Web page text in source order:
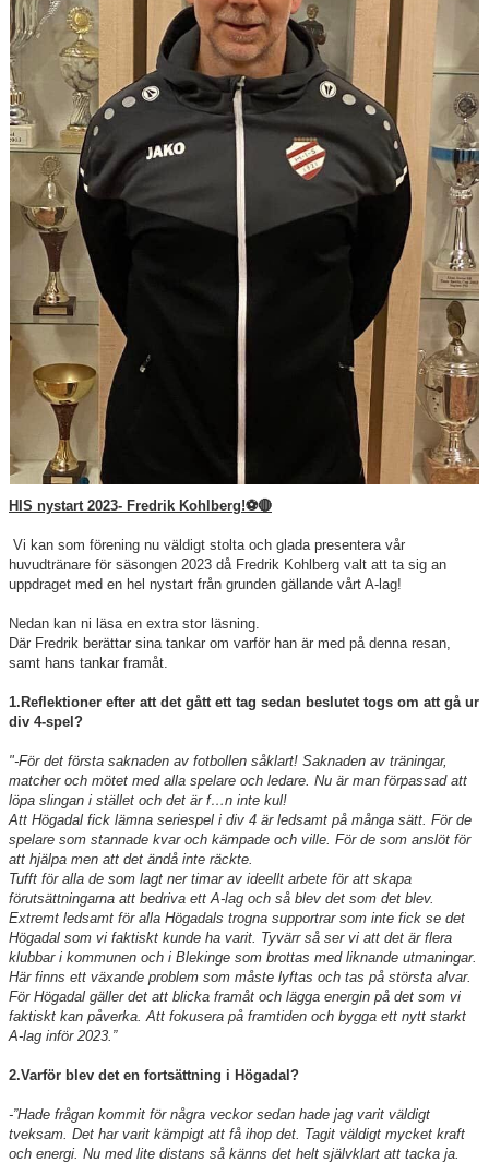
Matcher
Gölarundan
Styrelse Högadals IS
Hyra Klubbstuga
HIS nystart 2023- Fredrik Kohlberg!⚽️🔴
Vi kan som förening nu väldigt stolta och glada presentera vår
huvudtränare för säsongen 2023 då Fredrik Kohlberg valt att ta sig an
uppdraget med en hel nystart från grunden gällande vårt A-lag!
Nedan kan ni läsa en extra stor läsning.
Där Fredrik berättar sina tankar om varför han är med på denna resan,
samt hans tankar framåt.
1.Reflektioner efter att det gått ett tag sedan beslutet togs om att gå ur
div 4-spel?
"-För det första saknaden av fotbollen såklart! Saknaden av träningar,
matcher och mötet med alla spelare och ledare. Nu är man förpassad att
löpa slingan i stället och det är f…n inte kul!
Att Högadal fick lämna seriespel i div 4 är ledsamt på många sätt. För de
spelare som stannade kvar och kämpade och ville. För de som anslöt för
att hjälpa men att det ändå inte räckte.
Tufft för alla de som lagt ner timar av ideellt arbete för att skapa
förutsättningarna att bedriva ett A-lag och så blev det som det blev.
Extremt ledsamt för alla Högadals trogna supportrar som inte fick se det
Högadal som vi faktiskt kunde ha varit. Tyvärr så ser vi att det är flera
klubbar i kommunen och i Blekinge som brottas med liknande utmaningar.
Här finns ett växande problem som måste lyftas och tas på största alvar.
För Högadal gäller det att blicka framåt och lägga energin på det som vi
faktiskt kan påverka. Att fokusera på framtiden och bygga ett nytt starkt
A-lag inför 2023.”
2.Varför blev det en fortsättning i Högadal?
-”Hade frågan kommit för några veckor sedan hade jag varit väldigt
tveksam. Det har varit kämpigt att få ihop det. Tagit väldigt mycket kraft
och energi. Nu med lite distans så känns det helt självklart att tacka ja.